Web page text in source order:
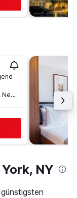
230 East 51st Street, New York, NY, USA
NY